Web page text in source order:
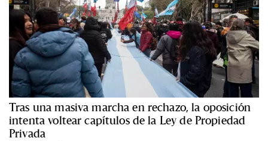
Tras una masiva marcha en rechazo, la oposición
intenta voltear capítulos de la Ley de Propiedad
Privada